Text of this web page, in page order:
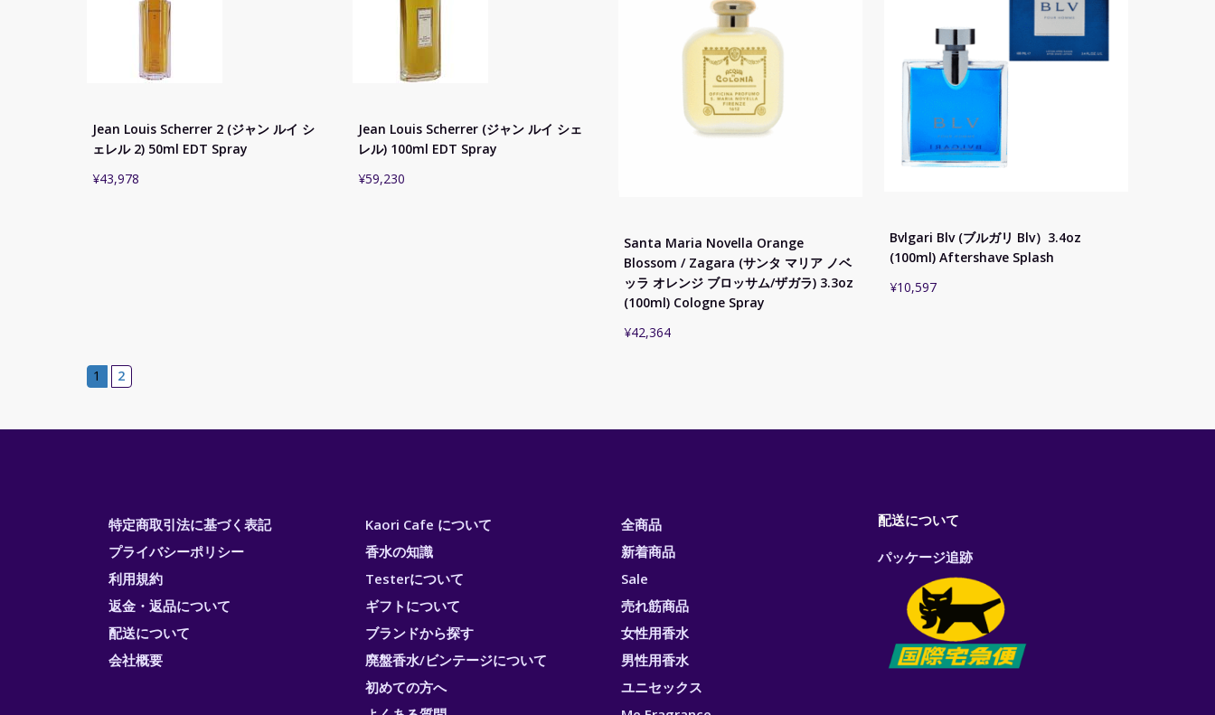
Jean Louis Scherrer 2 (ジャン ルイ シ
ェレル 2) 50ml EDT Spray
¥43,978
Jean Louis Scherrer (ジャン ルイ シェ
レル) 100ml EDT Spray
¥59,230
Santa Maria Novella Orange
Blossom / Zagara (サンタ マリア ノベ
ッラ オレンジ ブロッサム/ザガラ) 3.3oz
(100ml) Cologne Spray
¥42,364
Bvlgari Blv (ブルガリ Blv）3.4oz
(100ml) Aftershave Splash
¥10,597
1 2
特定商取引法に基づく表記
プライバシーポリシー
利用規約
返金・返品について
配送について
会社概要
Kaori Cafe について
香水の知識
Testerについて
ギフトについて
ブランドから探す
廃盤香水/ビンテージについて
初めての方へ
全商品
新着商品
Sale
売れ筋商品
女性用香水
男性用香水
ユニセックス
配送について
パッケージ追跡